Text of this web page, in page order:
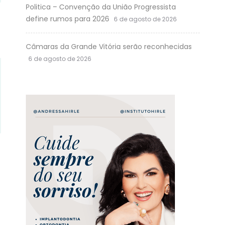
Politica – Convenção da União Progressista
define rumos para 2026
6 de agosto de 2026
Câmaras da Grande Vitória serão reconhecidas
6 de agosto de 2026